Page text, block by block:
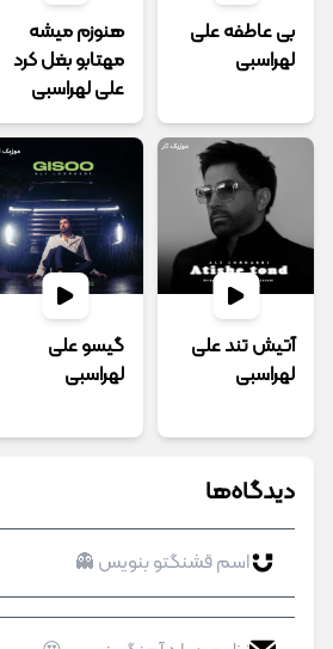
بی عاطفه علی
لهراسبی
هنوزم میشه
مهتابو بغل کرد
علی لهراسبی
آتیش تند علی
لهراسبی
گیسو علی
لهراسبی
دیدگاه‌ها